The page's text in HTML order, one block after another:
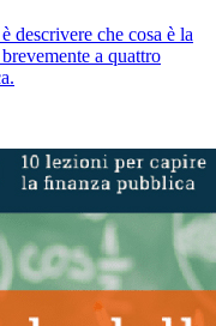
descrivere che cosa è la
a quattro